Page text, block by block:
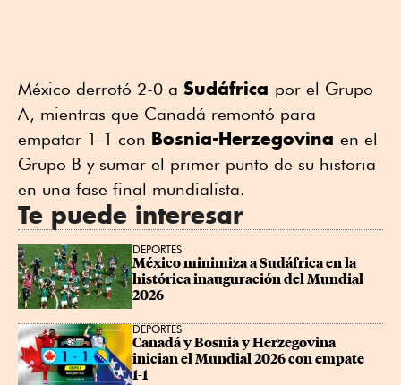
México derrotó 2-0 a Sudáfrica por el Grupo
A, mientras que Canadá remontó para
empatar 1-1 con Bosnia-Herzegovina en el
Grupo B y sumar el primer punto de su historia
en una fase final mundialista.
Te puede interesar
DEPORTES
México minimiza a Sudáfrica en la
histórica inauguración del Mundial
2026
DEPORTES
Canadá y Bosnia y Herzegovina
inician el Mundial 2026 con empate
1-1